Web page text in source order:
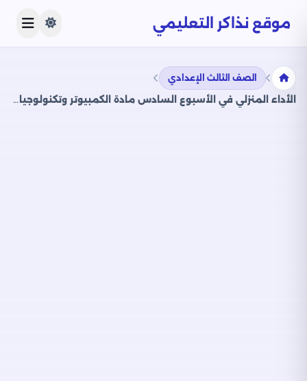
موقع نذاكر التعليمي
الصف الثالث الإعدادي
الأداء المنزلي في الأسبوع السادس مادة الكمبيوتر وتكنولوجيا المعلومات للصف الثالث الاعدادي الترم الثاني 2025 بصيغة PDF